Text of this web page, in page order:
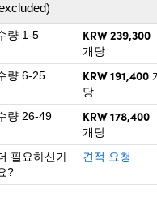
량 1-5 KRW 239,300
개당
량 6-25
KRW 191,400
당
량 26-49
KRW 178,400
개당
필요하신가
?
견적 요청